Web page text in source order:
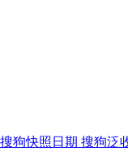
搜狗快照日期 搜狗泛